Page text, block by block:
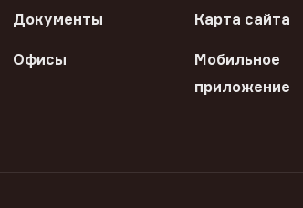
Документы Карта сайта
Офисы
Мобильное
приложение